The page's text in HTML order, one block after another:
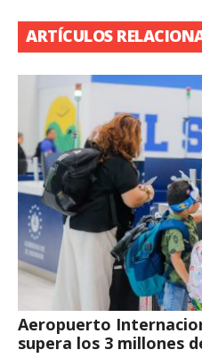
ARTÍCULOS
Aeropuerto
supera los 3 millones